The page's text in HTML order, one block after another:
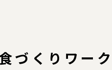
づくりワー